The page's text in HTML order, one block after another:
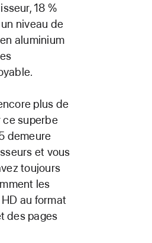
18 %
niveau de
aluminium
plus de
ce superbe
demeure
et vous
toujours
les
au format
des pages